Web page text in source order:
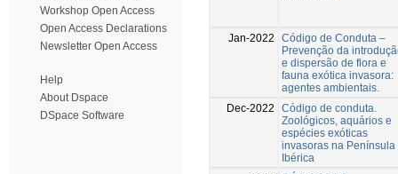
Workshop Open Access
Open Access Declarations
Newsletter Open Access
Help
About Dspace
DSpace Software
Jan-2022
Código de Conduta –
Prevenção da
e dispersão de flora e
fauna exótica invasora:
agentes ambientais.
Dec-2022
Código de conduta.
Zoológicos, aquários e
espécies exóticas
invasoras na Península
Ibérica